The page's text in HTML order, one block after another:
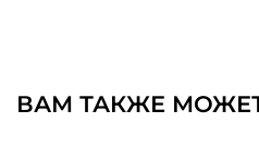
ВАМ ТАКЖЕ